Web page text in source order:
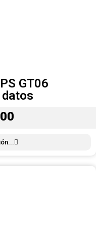
GT06
datos